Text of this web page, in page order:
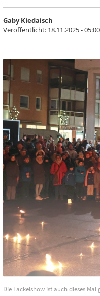
Gaby Kiedaisch
Veröffentlicht: 18.11.2025 - 05:00
Die Fackelshow ist auch dieses